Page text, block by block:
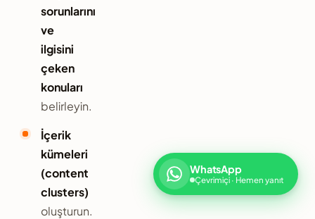
sorunlarını
ve
ilgisini
çeken
konuları
belirleyin.
İçerik
kümeleri
(content
clusters)
oluşturun.
WhatsApp
Çevrimiçi · Hemen yanıt